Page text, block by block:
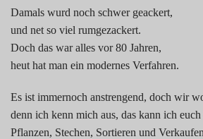
Damals wurd noch schwer geackert,
und net so viel rumgezackert.
Doch das war alles vor 80 Jahren,
heut hat man ein modernes Verfahren.
Es ist immernoch anstrengend, doch wir
denn ich kenn mich aus, das kann ich euch
Pflanzen, Stechen, Sortieren und